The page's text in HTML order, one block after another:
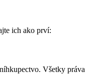
ich ako prví:
Všetky práva